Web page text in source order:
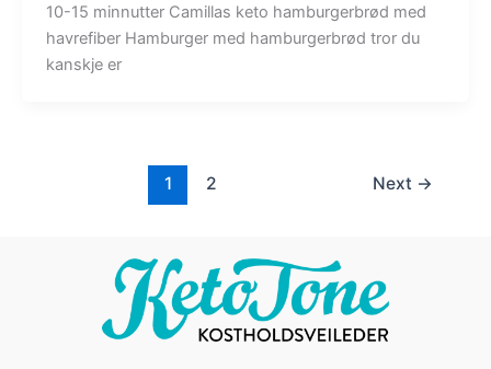
10-15 minnutter Camillas keto hamburgerbrød med
havrefiber Hamburger med hamburgerbrød tror du
kanskje er
1 2 Next →